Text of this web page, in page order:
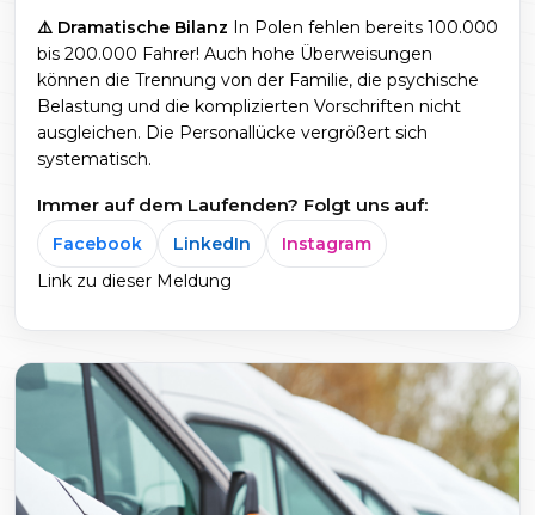
⚠️ Dramatische Bilanz In Polen fehlen bereits 100.000
bis 200.000 Fahrer! Auch hohe Überweisungen
können die Trennung von der Familie, die psychische
Belastung und die komplizierten Vorschriften nicht
ausgleichen. Die Personallücke vergrößert sich
systematisch.
Immer auf dem Laufenden? Folgt uns auf:
Facebook LinkedIn
Instagram
Link zu dieser Meldung